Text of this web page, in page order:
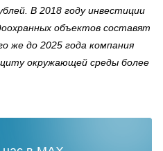
В 2018 году инвестиции
объектов составят
же до 2025 года компания
окружающей среды более